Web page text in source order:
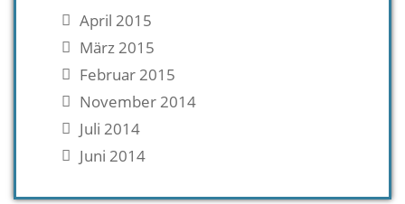
April 2015
März 2015
Februar 2015
November 2014
Juli 2014
Juni 2014